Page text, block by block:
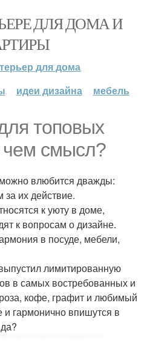
ДЛЯ ДОМА И
для дома
идеи дизайна мебель
топовых
чем смысл?
влюбится дважды:
за их действие.
к уюту в доме,
к вопросам о дизайне.
в посуде, мебели,
лимитированную
в самых востребованных и
кофе, графит и любимый
гармонично впишутся в